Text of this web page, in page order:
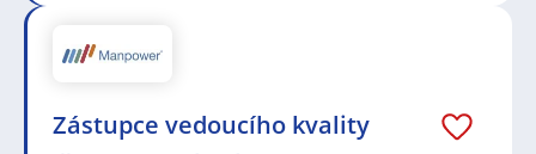
Zástupce vedoucího kvality